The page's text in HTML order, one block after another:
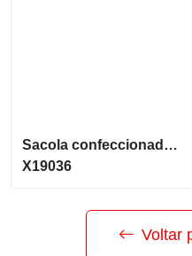
Sacola confeccionada em lona resistente a respingos dágua X19036
X19036
Voltar